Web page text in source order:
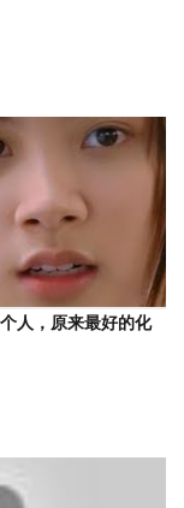
人，原来最好的化